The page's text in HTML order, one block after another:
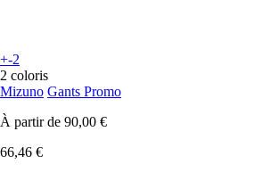
+-2
2 coloris
Mizuno Gants Promo
À partir de 90,00 €
66,46 €